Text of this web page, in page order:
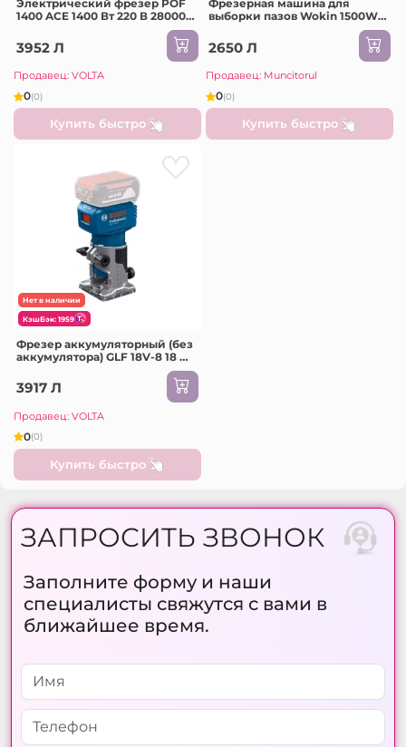
Электрический фрезер POF
1400 ACE 1400 Вт 220 В 28000
3952 Л
Продавец: VOLTA
0(0)
Купить быстро
Фрезерная машина для
выборки пазов Wokin 1500W
2650 Л
Продавец: Muncitorul
0(0)
Купить быстро
Нет в наличии
КэшБэк: 1959
Фрезер аккумуляторный (без
аккумулятора) GLF 18V-8 18 В
10000 - 30000 об/мин Bosch
3917 Л
Продавец: VOLTA
0(0)
Купить быстро
ЗАПРОСИТЬ ЗВОНОК
Заполните форму и наши
специалисты свяжутся с вами в
ближайшее время.